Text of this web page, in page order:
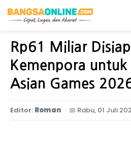
Home Olahraga
Rp61 Miliar
Kemenpora untuk
Asian Games
Editor: Roman 📅 Rabu, 01 Juli